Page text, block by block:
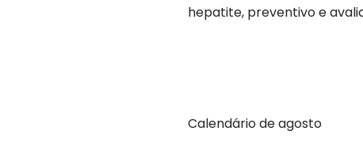
hepatite, preventivo e
Calendário de agosto